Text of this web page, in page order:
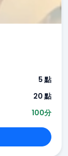
5 點
20 點
100分